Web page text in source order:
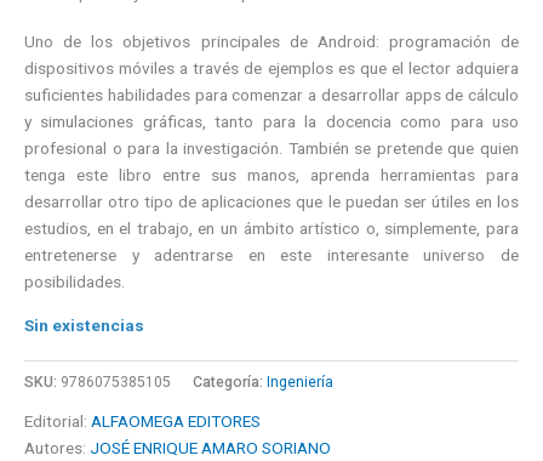
Uno de los objetivos principales de Android: programación de
dispositivos móviles a través de ejemplos es que el lector adquiera
suficientes habilidades para comenzar a desarrollar apps de cálculo
y simulaciones gráficas, tanto para la docencia como para uso
profesional o para la investigación. También se pretende que quien
tenga este libro entre sus manos, aprenda herramientas para
desarrollar otro tipo de aplicaciones que le puedan ser útiles en los
estudios, en el trabajo, en un ámbito artístico o, simplemente, para
entretenerse y adentrarse en este interesante universo de
posibilidades.
Sin existencias
SKU: 9786075385105 Categoría: Ingeniería
Editorial: ALFAOMEGA EDITORES
Autores: JOSÉ ENRIQUE AMARO SORIANO